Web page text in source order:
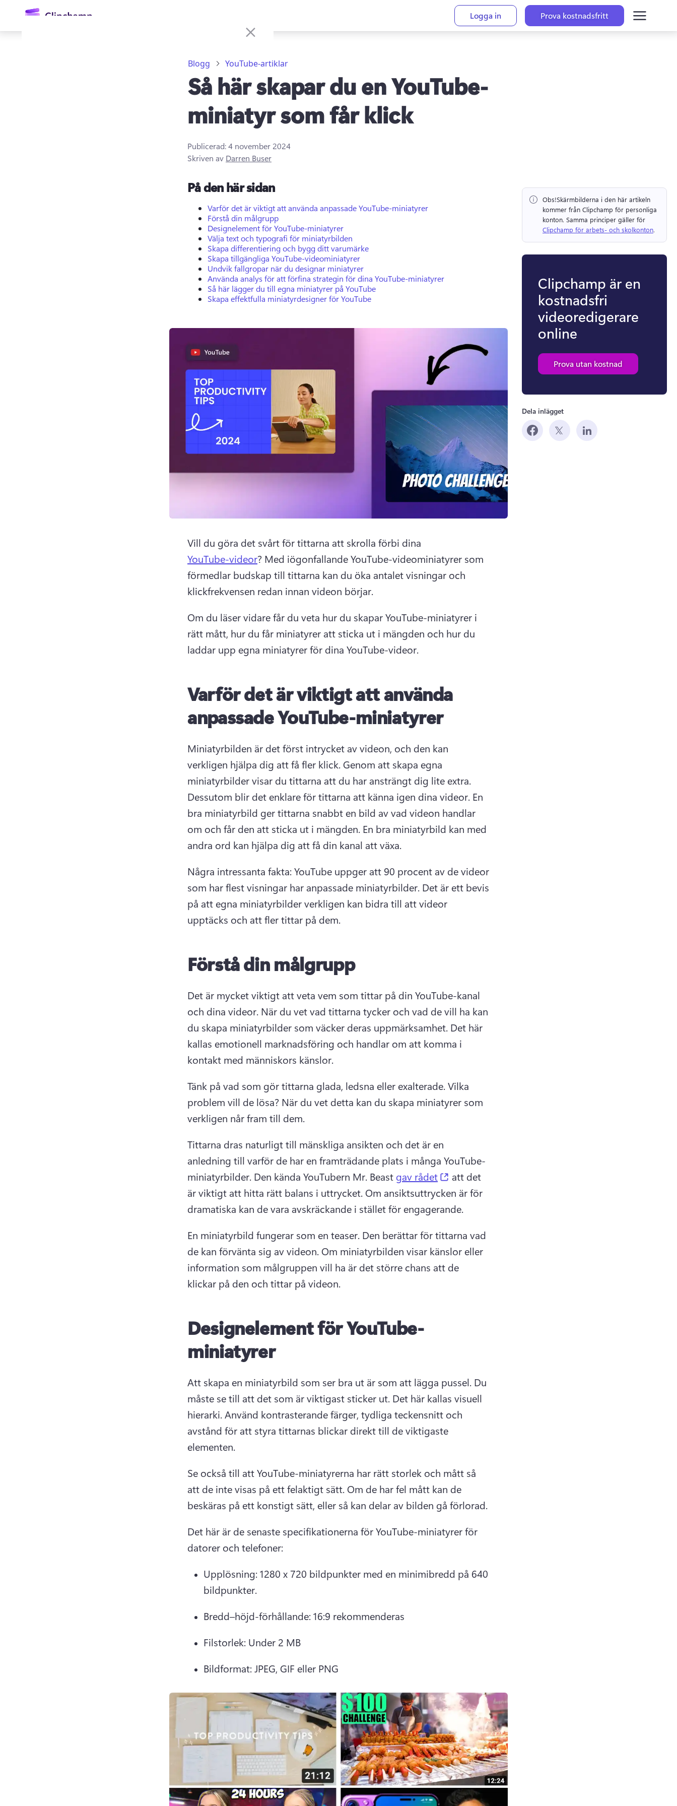
huvudinnehåll
Logga in Prova kostnadsfritt
Blogg YouTube-artiklar
Så här skapar du en YouTube-
miniatyr som får klick
Publicerad:4 november 2024
Skriven av Darren Buser
På den här sidan
Varför det är viktigt att använda anpassade YouTube-miniatyrer
Förstå din målgrupp
Designelement för YouTube-miniatyrer
Välja text och typografi för miniatyrbilden
Skapa differentiering och bygg ditt varumärke
Skapa tillgängliga YouTube-videominiatyrer
Undvik fallgropar när du designar miniatyrer
Använda analys för att förfina strategin för dina YouTube-miniatyrer
Så här lägger du till egna miniatyrer på YouTube
Skapa effektfulla miniatyrdesigner för YouTube
Vill du göra det svårt för tittarna att skrolla förbi dina
YouTube-videor? Med iögonfallande YouTube-videominiatyrer som
förmedlar budskap till tittarna kan du öka antalet visningar och
klickfrekvensen redan innan videon börjar.
Om du läser vidare får du veta hur du skapar YouTube-miniatyrer i
rätt mått, hur du får miniatyrer att sticka ut i mängden och hur du
laddar upp egna miniatyrer för dina YouTube-videor.
Varför det är viktigt att använda
anpassade YouTube-miniatyrer
Miniatyrbilden är det först intrycket av videon, och den kan
verkligen hjälpa dig att få fler klick. Genom att skapa egna
miniatyrbilder visar du tittarna att du har ansträngt dig lite extra.
Dessutom blir det enklare för tittarna att känna igen dina videor. En
bra miniatyrbild ger tittarna snabbt en bild av vad videon handlar
om och får den att sticka ut i mängden. En bra miniatyrbild kan med
andra ord kan hjälpa dig att få din kanal att växa.
Några intressanta fakta: YouTube uppger att 90 procent av de videor
som har flest visningar har anpassade miniatyrbilder. Det är ett bevis
på att egna miniatyrbilder verkligen kan bidra till att videor
upptäcks och att fler tittar på dem.
Förstå din målgrupp
Det är mycket viktigt att veta vem som tittar på din YouTube-kanal
och dina videor. När du vet vad tittarna tycker och vad de vill ha kan
du skapa miniatyrbilder som väcker deras uppmärksamhet. Det här
kallas emotionell marknadsföring och handlar om att komma i
kontakt med människors känslor.
Tänk på vad som gör tittarna glada, ledsna eller exalterade. Vilka
problem vill de lösa? När du vet detta kan du skapa miniatyrer som
verkligen når fram till dem.
Tittarna dras naturligt till mänskliga ansikten och det är en
anledning till varför de har en framträdande plats i många YouTube-
miniatyrbilder. Den kända YouTubern Mr. Beast gav rådet (opens in a new tab)
att det
är viktigt att hitta rätt balans i uttrycket. Om ansiktsuttrycken är för
dramatiska kan de vara avskräckande i stället för engagerande.
En miniatyrbild fungerar som en teaser. Den berättar för tittarna vad
de kan förvänta sig av videon. Om miniatyrbilden visar känslor eller
information som målgruppen vill ha är det större chans att de
klickar på den och tittar på videon.
Designelement för YouTube-
miniatyrer
Att skapa en miniatyrbild som ser bra ut är som att lägga pussel. Du
måste se till att det som är viktigast sticker ut. Det här kallas visuell
hierarki. Använd kontrasterande färger, tydliga teckensnitt och
avstånd för att styra tittarnas blickar direkt till de viktigaste
elementen.
Se också till att YouTube-miniatyrerna har rätt storlek och mått så
att de inte visas på ett felaktigt sätt. Om de har fel mått kan de
Det här är de senaste specifikationerna för YouTube-miniatyrer för
datorer och telefoner:
Upplösning: 1280 x 720 bildpunkter med en minimibredd på 640
bildpunkter.
Bredd–höjd-förhållande: 16:9 rekommenderas
Filstorlek: Under 2 MB
Bildformat: JPEG, GIF eller PNG
Obs!Skärmbilderna i den här artikeln
kommer från Clipchamp för personliga
konton.
Clipchamp för arbets- och skolkonton.
Clipchamp är en
kostnadsfri
videoredigerare
online
Prova utan kostnad
Dela inlägget